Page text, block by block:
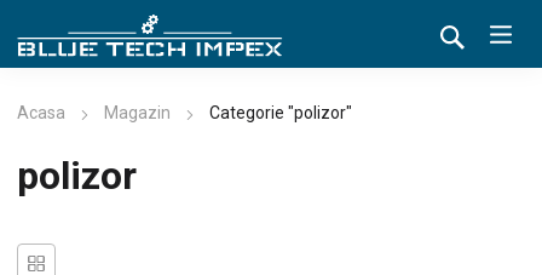
Acasa Magazin Categorie "polizor"
polizor